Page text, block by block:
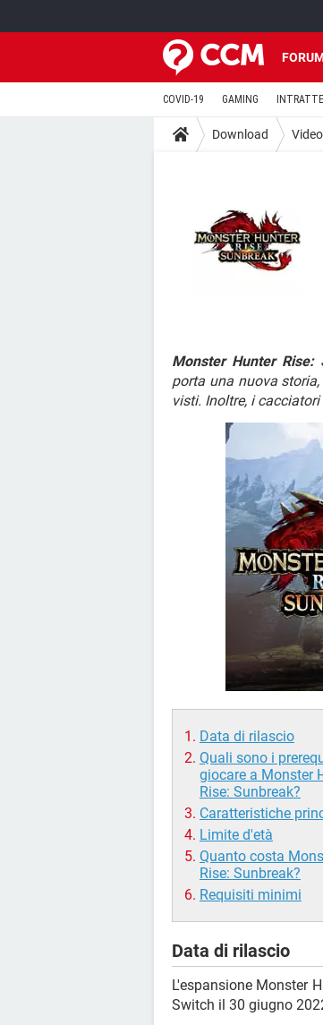
COVID-19 GAMING
Download
Monster Hunter Rise:
porta una nuova
visti. Inoltre, i
Data di rilascio
Quali sono i
giocare a Monster
Rise: Sunbreak?
Caratteristiche
Limite d'età
Quanto costa
Rise: Sunbreak?
Requisiti minimi
Data di rilascio
L'espansione Monster
Switch il 30 giugno